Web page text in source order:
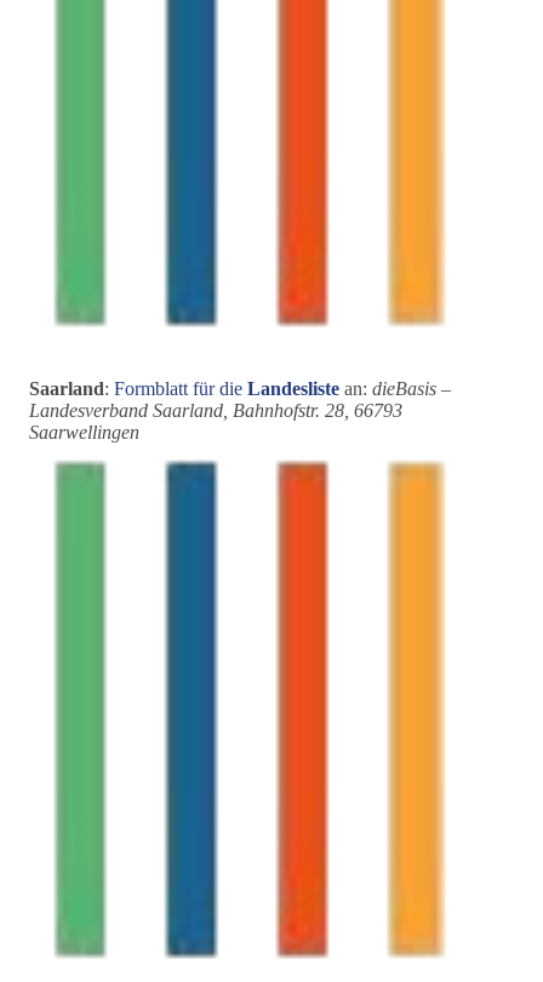
Saarland: Formblatt für die Landesliste an: dieBasis –
Landesverband Saarland, Bahnhofstr. 28, 66793
Saarwellingen